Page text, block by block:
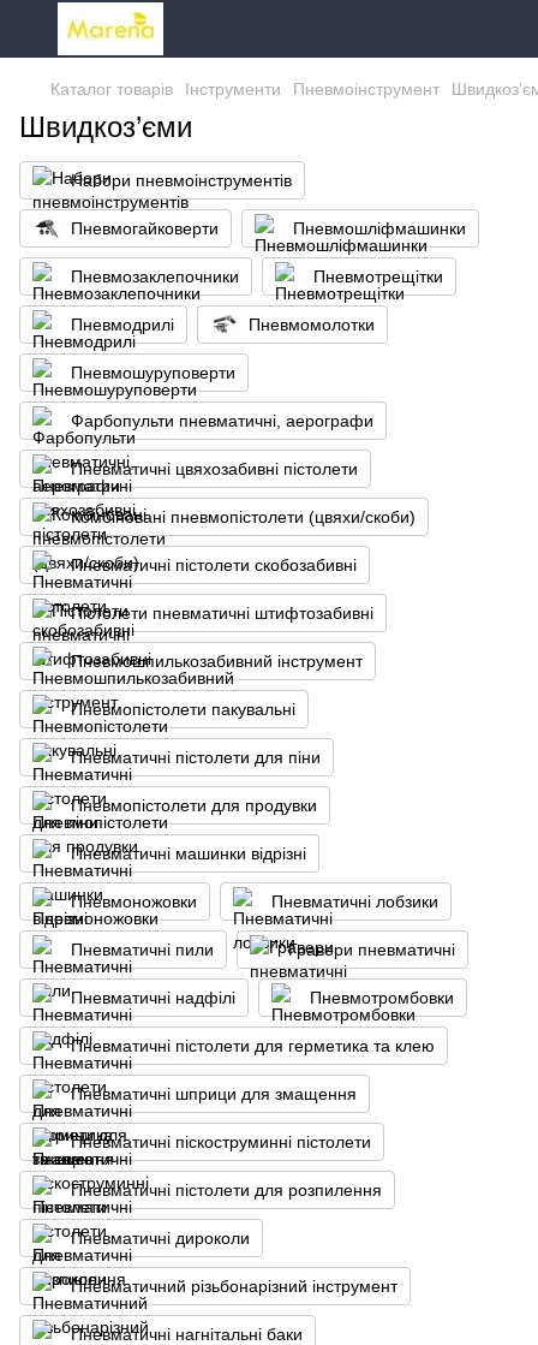
Каталог товарів Інструменти Пневмоінструмент
Швидкоз’єми
Набори пневмоінструментів
Пневмогайковерти Пневмошліфмашинки
Пневмозаклепочники Пневмотрещітки
Пневмодрилі Пневмомолотки
Пневмошуруповерти
Фарбопульти пневматичні, аерографи
Пневматичні цвяхозабивні пістолети
Комбіновані пневмопістолети (цвяхи/скоби)
Пневматичні пістолети скобозабивні
Пістолети пневматичні штифтозабивні
Пневмошпилькозабивний інструмент
Пневмопістолети пакувальні
Пневматичні пістолети для піни
Пневмопістолети для продувки
Пневматичні машинки відрізні
Пневмоножовки Пневматичні лобзики
Пневматичні пили Гравери пневматичні
Пневматичні надфілі Пневмотромбовки
Пневматичні пістолети для герметика та клею
Пневматичні шприци для змащення
Пневматичні піскоструминні пістолети
Пневматичні пістолети для розпилення
Пневматичні дироколи
Пневматичний різьбонарізний інструмент
Пневматичні нагнітальні баки